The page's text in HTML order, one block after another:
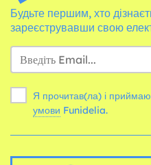
Будьте першим, хто
зареєструвавши свою
Я прочитав(ла) і
умови Funidelia.